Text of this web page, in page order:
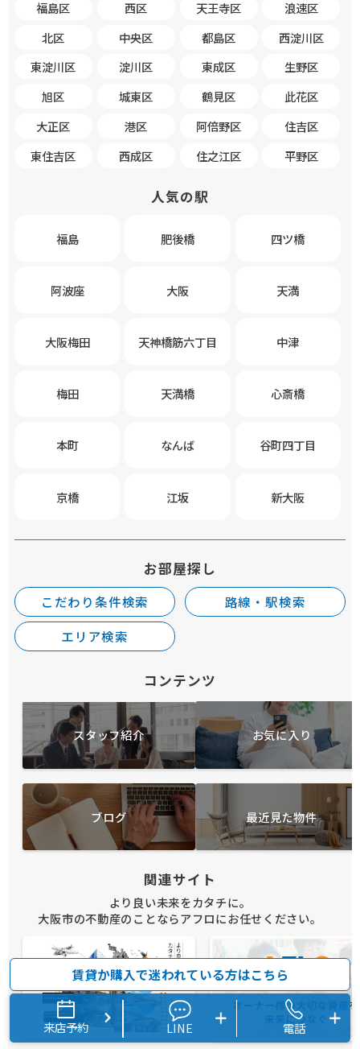
福島区 西区 天王寺区
浪速区
北区
中央区 都島区
西淀川区
東淀川区
淀川区 東成区
生野区
旭区
城東区 鶴見区
此花区
大正区
港区 阿倍野区
住吉区
東住吉区
西成区 住之江区 平野区
人気の駅
福島 肥後橋 四ツ橋
阿波座 大阪 天満
大阪梅田 天神橋筋六丁目 中津
梅田 天満橋 心斎橋
本町 なんば 谷町四丁目
京橋 江坂 新大阪
お部屋探し
こだわり条件検索
路線・駅検索
エリア検索
コンテンツ
スタッフ紹介 お気に入り
ブログ 最近見た物件
関連サイト
より良い未来をカタチに。
大阪市の不動産のことならアフロにお任せください。
賃貸か購入で迷われている方はこちら
来店予約 LINE 電話